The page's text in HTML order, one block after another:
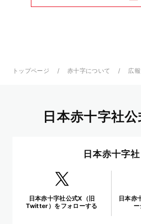
トップページ 赤十字について 広
日本赤十字社
日本赤十字社
日本赤十字社公式X（旧
Twitter）をフォローする
日本赤